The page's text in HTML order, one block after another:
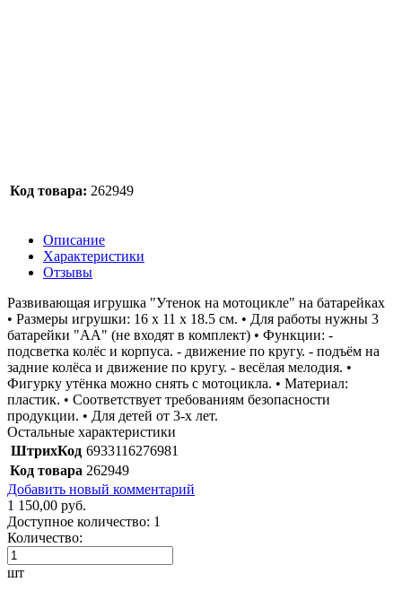
Код товара: 262949
Описание
Характеристики
Отзывы
Развивающая игрушка "Утенок на мотоцикле" на батарейках
• Размеры игрушки: 16 х 11 х 18.5 см. • Для работы нужны 3
батарейки "АА" (не входят в комплект) • Функции: -
подсветка колёс и корпуса. - движение по кругу. - подъём на
задние колёса и движение по кругу. - весёлая мелодия. •
Фигурку утёнка можно снять с мотоцикла. • Материал:
пластик. • Соответствует требованиям безопасности
продукции. • Для детей от 3-х лет.
Остальные характеристики
ШтрихКод 6933116276981
Код товара 262949
Добавить новый комментарий
1 150,00 руб.
Доступное количество: 1
Количество:
шт